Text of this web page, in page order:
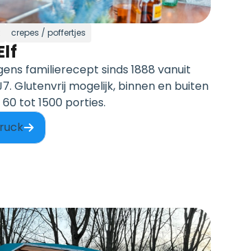
crepes / poffertjes
familierecept sinds 1888 vanuit
Glutenvrij mogelijk, binnen en buiten
tot 1500 porties.